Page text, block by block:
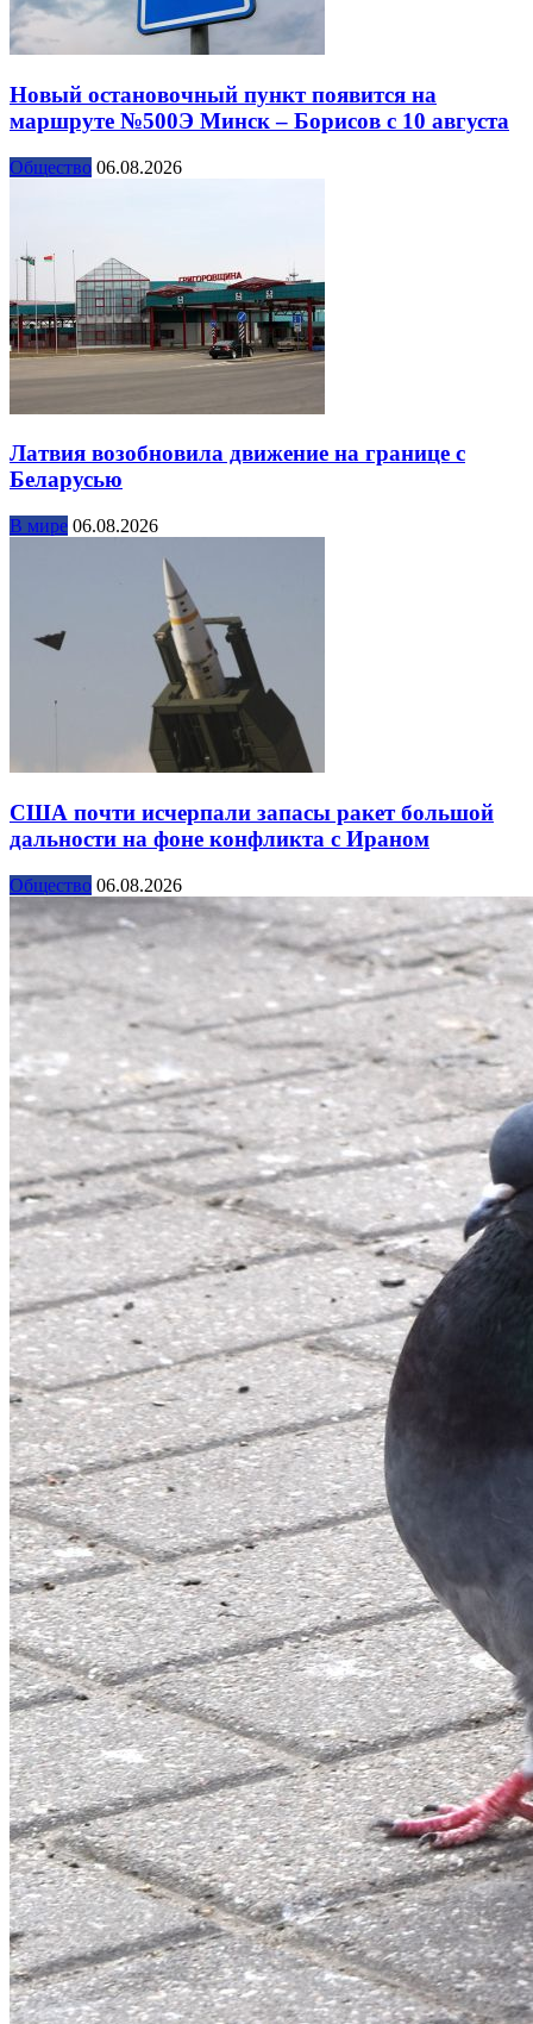
Новый остановочный пункт появится на
маршруте №500Э Минск – Борисов с 10 августа
Общество 06.08.2026
Латвия возобновила движение на границе с
Беларусью
В мире 06.08.2026
США почти исчерпали запасы ракет большой
дальности на фоне конфликта с Ираном
Общество 06.08.2026